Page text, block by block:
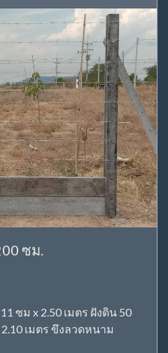
ซม.
ซม x 2.50 เมตร ฝังดิน 50
เมตร ขึงลวดหนาม